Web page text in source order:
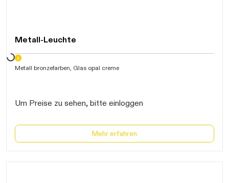
Metall-Leuchte
Daten werden geladen. Bitte warten...
Metall bronzefarben, Glas opal creme
Um Preise zu sehen, bitte einloggen
Mehr erfahren